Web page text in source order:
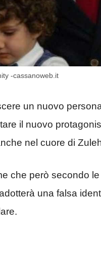
-cassanoweb.it
un nuovo
il nuovo
nel cuore di
che però secondo le
una falsa